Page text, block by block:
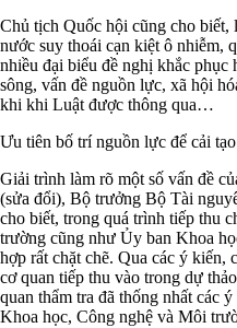
Chủ tịch Quốc hội cũng cho biết,
nước suy thoái cạn kiệt ô nhiễm,
nhiều đại biểu đề nghị khắc
sông, vấn đề nguồn lực, xã hội
khi khi Luật được thông qua…
Ưu tiên bố trí nguồn lực để cải
Giải trình làm rõ một số vấn đề
(sửa đổi), Bộ trưởng Bộ Tài
cho biết, trong quá trình tiếp thu
trường cũng như Ủy ban Khoa
hợp rất chặt chẽ. Qua các ý kiến,
cơ quan tiếp thu vào trong dự
quan thẩm tra đã thống nhất các
Khoa học, Công nghệ và Môi